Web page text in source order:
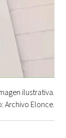
ilustrativa.
Archivo Elonce.